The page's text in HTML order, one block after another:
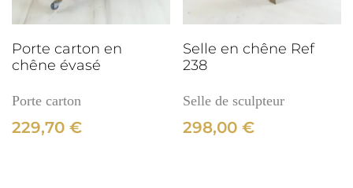
Porte carton en
chêne évasé
Porte carton
229,70 €
Selle en chêne Ref
238
Selle de sculpteur
298,00€